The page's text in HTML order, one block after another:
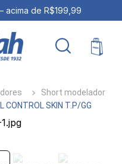
acima de R$199,99
Short modelador
CONTROL SKIN T.P/GG